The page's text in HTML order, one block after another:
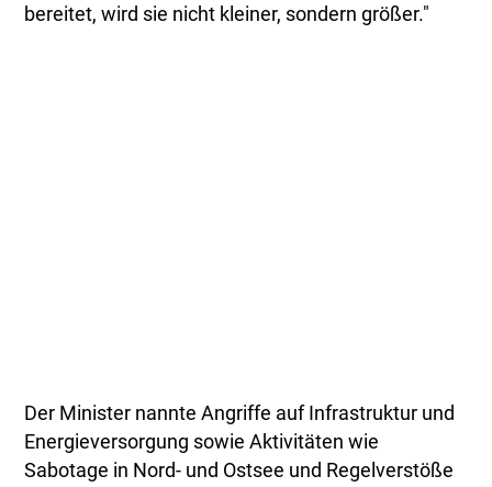
bereitet, wird sie nicht kleiner, sondern größer."
Der Minister nannte Angriffe auf Infrastruktur und
Energieversorgung sowie Aktivitäten wie
Sabotage in Nord- und Ostsee und Regelverstöße